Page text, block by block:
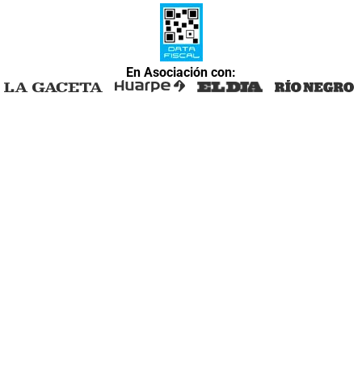
En Asociación con: